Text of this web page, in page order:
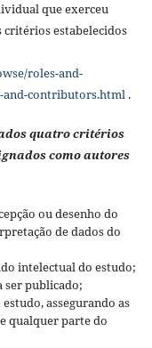
que exerceu
critérios estabelecidos
roles-and-
contributors.html.
quatro critérios
como autores
ou desenho do
de dados do
intelectual do estudo;
ser publicado;
assegurando as
qualquer parte do